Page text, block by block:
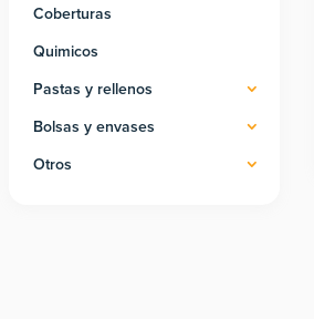
Coberturas
Quimicos
Pastas y rellenos
Bolsas y envases
Otros